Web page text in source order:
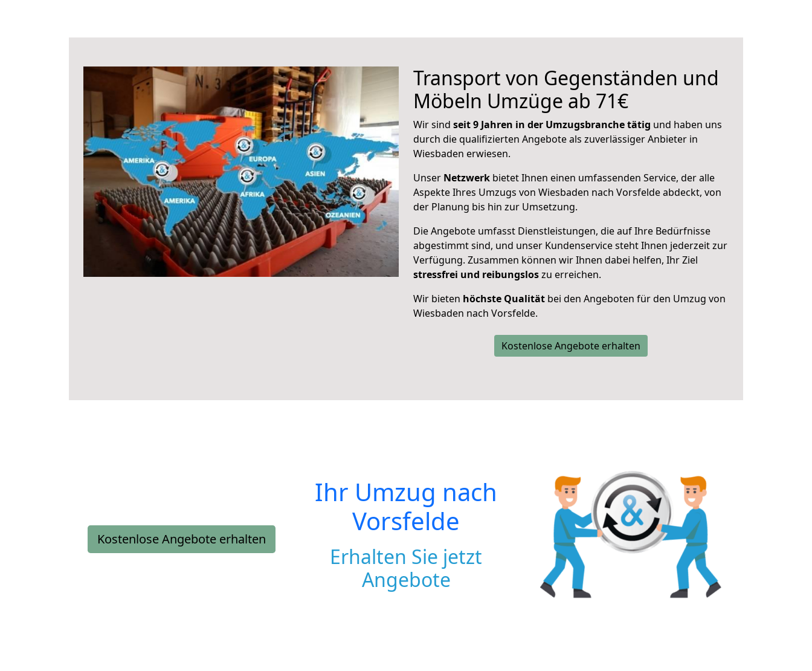
Transport von Gegenständen und
Möbeln Umzüge ab 71€
Wir sind seit 9 Jahren in der Umzugsbranche tätig und haben uns
durch die qualifizierten Angebote als zuverlässiger Anbieter in
Wiesbaden erwiesen.
Unser Netzwerk bietet Ihnen einen umfassenden Service, der alle
Aspekte Ihres Umzugs von Wiesbaden nach Vorsfelde abdeckt, von
der Planung bis hin zur Umsetzung.
Die Angebote umfasst Dienstleistungen, die auf Ihre Bedürfnisse
abgestimmt sind, und unser Kundenservice steht Ihnen jederzeit zur
Verfügung. Zusammen können wir Ihnen dabei helfen, Ihr Ziel
stressfrei und reibungsloszu erreichen.
Wir bieten höchste Qualität bei den Angeboten für den Umzug von
Wiesbaden nach Vorsfelde.
Kostenlose Angebote erhalten
Kostenlose Angebote erhalten
Ihr Umzug nach
Vorsfelde
Erhalten Sie jetzt
Angebote